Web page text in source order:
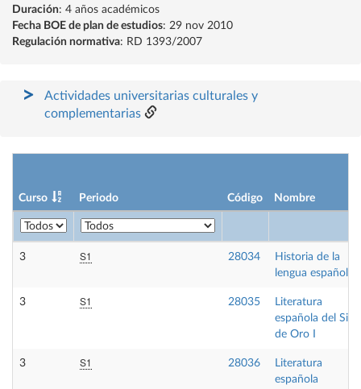
Duración: 4 años académicos
Fecha BOE de plan de estudios: 29 nov 2010
Regulación normativa: RD 1393/2007
Actividades universitarias culturales y
complementarias
Curso Periodo Código Nombre
3 S1 28034
Historia de la
lengua española
3 S1 28035
Literatura
española del
de Oro I
3 S1 28036
Literatura
española